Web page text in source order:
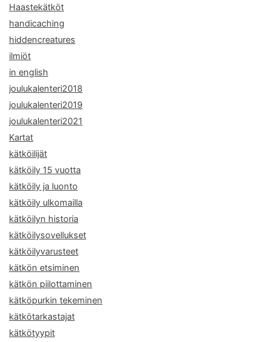
Haastekätköt
handicaching
hiddencreatures
ilmiöt
in english
joulukalenteri2018
joulukalenteri2019
joulukalenteri2021
Kartat
kätköilijät
kätköily 15 vuotta
kätköily ja luonto
kätköily ulkomailla
kätköilyn historia
kätköilysovellukset
kätköilyvarusteet
kätkön etsiminen
kätkön piilottaminen
kätköpurkin tekeminen
kätkötarkastajat
kätkötyypit